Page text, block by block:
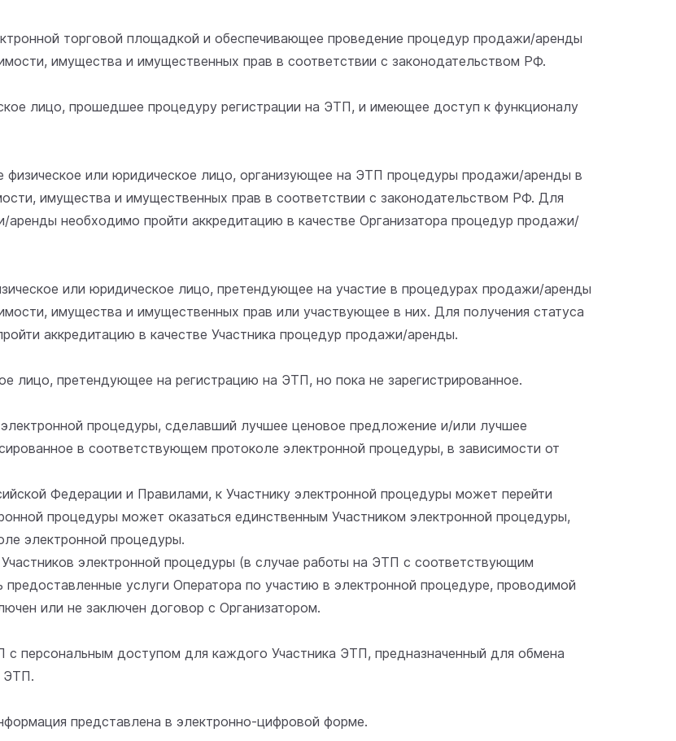
торговой площадкой и обеспечивающее проведение процедур продажи/аренды
имущества и имущественных прав в соответствии с законодательством РФ.
лицо, прошедшее процедуру регистрации на ЭТП, и имеющее доступ к функционалу
физическое или юридическое лицо, организующее на ЭТП процедуры продажи/аренды в
имущества и имущественных прав в соответствии с законодательством РФ. Для
аренды необходимо пройти аккредитацию в качестве Организатора процедур продажи/
или юридическое лицо, претендующее на участие в процедурах продажи/аренды
имущества и имущественных прав или участвующее в них. Для получения статуса
аккредитацию в качестве Участника процедур продажи/аренды.
лицо, претендующее на регистрацию на ЭТП, но пока не зарегистрированное.
процедуры, сделавший лучшее ценовое предложение и/или лучшее
в соответствующем протоколе электронной процедуры, в зависимости от
Федерации и Правилами, к Участнику электронной процедуры может перейти
процедуры может оказаться единственным Участником электронной процедуры,
электронной процедуры.
электронной процедуры (в случае работы на ЭТП с соответствующим
предоставленные услуги Оператора по участию в электронной процедуре, проводимой
или не заключен договор с Организатором.
с персональным доступом для каждого Участника ЭТП, предназначенный для обмена
ЭТП.
представлена в электронно-цифровой форме.